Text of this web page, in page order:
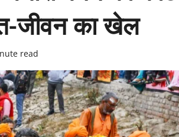
जीवन का खेल
read